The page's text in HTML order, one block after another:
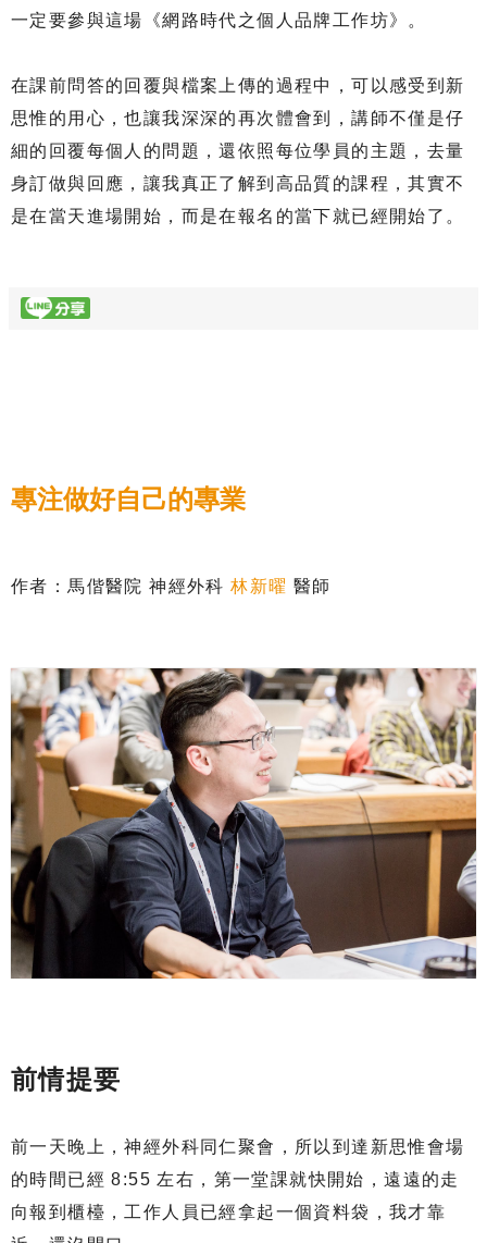
一定要參與這場《網路時代之個人品牌工作坊》。
在課前問答的回覆與檔案上傳的過程中，可以感受到新
思惟的用心，也讓我深深的再次體會到，講師不僅是仔
細的回覆每個人的問題，還依照每位學員的主題，去量
身訂做與回應，讓我真正了解到高品質的課程，其實不
是在當天進場開始，而是在報名的當下就已經開始了。
專注做好自己的專業
作者：馬偕醫院 神經外科林新曜 醫師
前情提要
前一天晚上，神經外科同仁聚會，所以到達新思惟會場
的時間已經 8:55 左右，第一堂課就快開始，遠遠的走
向報到櫃檯，工作人員已經拿起一個資料袋，我才靠